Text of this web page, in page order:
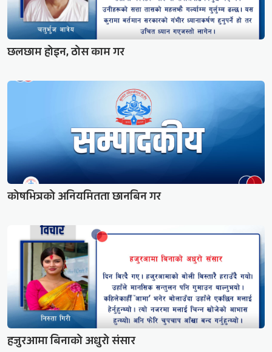
छलछाम होइन, ठोस काम गर
कोषभित्रको अनियमितता छानबिन गर
हजुरआमा बिनाको अधुरो संसार